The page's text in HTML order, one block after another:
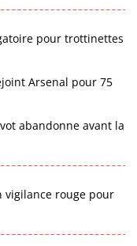
pour trottinettes
Arsenal pour 75
abandonne avant la
vigilance rouge pour